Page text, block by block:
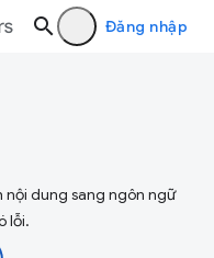
Đăng nhập
nội dung sang ngôn ngữ
lỗi.